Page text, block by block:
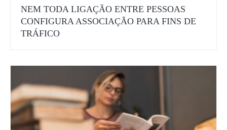
NEM TODA LIGAÇÃO ENTRE PESSOAS
CONFIGURA ASSOCIAÇÃO PARA FINS DE
TRÁFICO